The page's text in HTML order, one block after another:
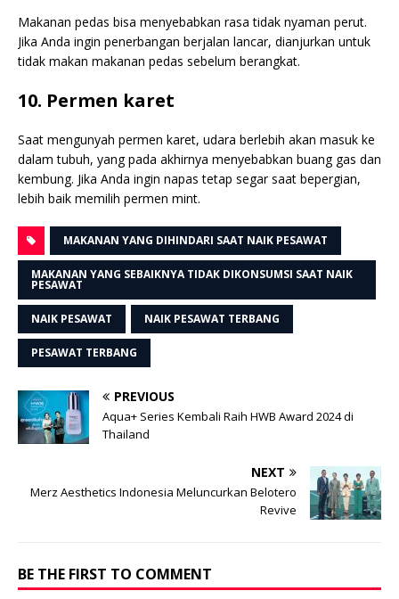
Makanan pedas bisa menyebabkan rasa tidak nyaman perut.
Jika Anda ingin penerbangan berjalan lancar, dianjurkan untuk
tidak makan makanan pedas sebelum berangkat.
10. Permen karet
Saat mengunyah permen karet, udara berlebih akan masuk ke
dalam tubuh, yang pada akhirnya menyebabkan buang gas dan
kembung. Jika Anda ingin napas tetap segar saat bepergian,
lebih baik memilih permen mint.
MAKANAN YANG DIHINDARI SAAT NAIK PESAWAT
MAKANAN YANG SEBAIKNYA TIDAK DIKONSUMSI SAAT NAIK
PESAWAT
NAIK PESAWAT NAIK PESAWAT TERBANG
PESAWAT TERBANG
PREVIOUS
Aqua+ Series Kembali Raih HWB Award 2024 di
Thailand
NEXT
Merz Aesthetics Indonesia Meluncurkan Belotero
Revive
BE THE FIRST TO COMMENT